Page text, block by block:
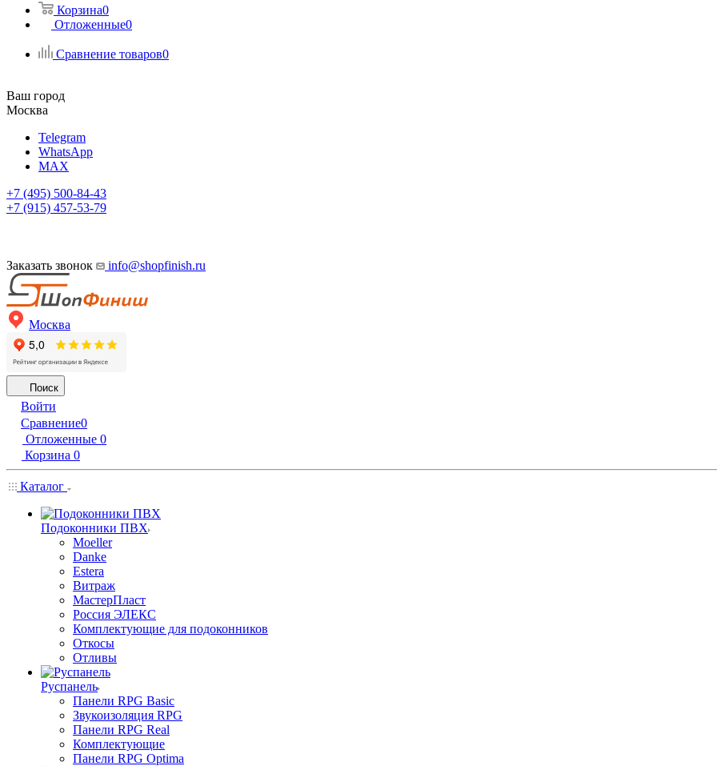
Корзина0
Отложенные0
Сравнение товаров0
Ваш город
Москва
Telegram
WhatsApp
MAX
+7 (495) 500-84-43
+7 (915) 457-53-79
Заказать звонок info@shopfinish.ru
Москва
Поиск
Войти
Сравнение0
Отложенные 0
Корзина 0
Каталог
Подоконники ПВХ
Moeller
Danke
Estera
Витраж
МастерПласт
Россия ЭЛЕКС
Комплектующие для подоконников
Откосы
Отливы
Руспанель
Панели RPG Basic
Звукоизоляция RPG
Панели RPG Real
Комплектующие
Панели RPG Optima